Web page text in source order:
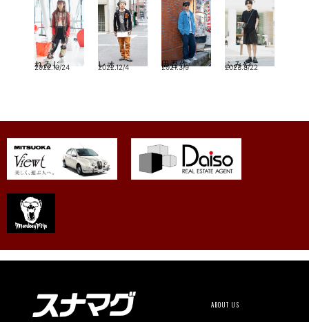
れゐじ
2022.10/24 レオ
2022.12/4 田吾作
2021.3/9 ふみや
2023.8/22
ABOUT US